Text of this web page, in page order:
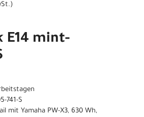
E14 mint-
741-S
mit Yamaha PW-X3, 630 Wh,